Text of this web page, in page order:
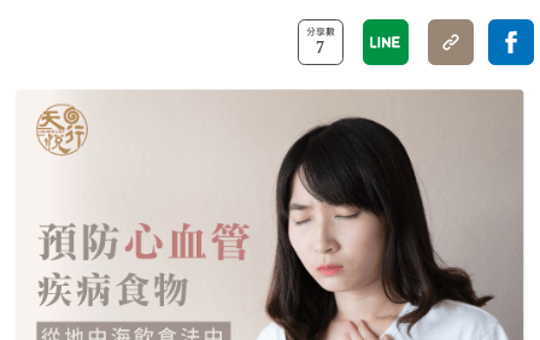
7